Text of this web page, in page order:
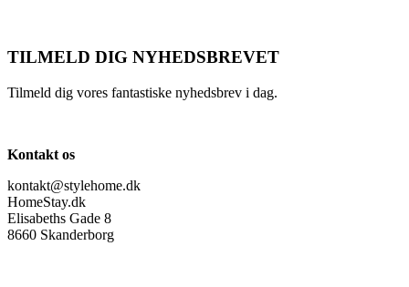
TILMELD DIG NYHEDSBREVET
Tilmeld dig vores fantastiske nyhedsbrev i dag.
Kontakt os
kontakt@stylehome.dk
HomeStay.dk
Elisabeths Gade 8
8660 Skanderborg